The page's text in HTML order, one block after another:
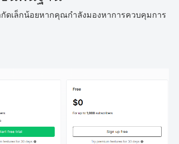
ดเล็กน้อยหากคุณกำลังมองหาการควบคุมการ